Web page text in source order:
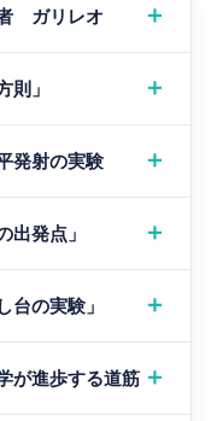
ガリレオ ＋
則」 ＋
発射の実験 ＋
出発点」 ＋
台の実験」 ＋
が進歩する道筋 ＋